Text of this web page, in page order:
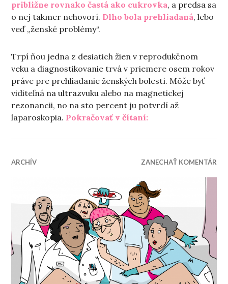
približne rovnako častá ako cukrovka, a predsa sa
o nej takmer nehovorí. Dlho bola prehliadaná, lebo
veď „ženské problémy“.
Trpí ňou jedna z desiatich žien v reprodukčnom
veku a diagnostikovanie trvá v priemere osem rokov
práve pre prehliadanie ženských bolestí. Môže byť
viditeľná na ultrazvuku alebo na magnetickej
rezonancii, no na sto percent ju potvrdí až
laparoskopia. Pokračovať v čítaní:„Bolesť nie je
ARCHÍV ZANECHAŤ KOMENTÁR